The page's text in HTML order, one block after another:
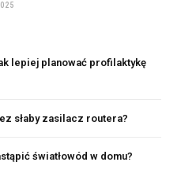
lepiej planować profilaktykę
słaby zasilacz routera?
światłowód w domu?